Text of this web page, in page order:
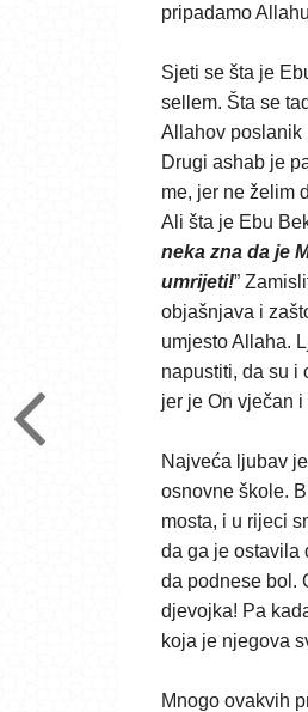
pripadamo
Sjeti se šta je
sellem. Šta se
Allahov poslanik
Drugi ashab je
me, jer ne želim
Ali šta je Ebu
neka zna da je
umrijeti!”
objašnjava i
umjesto Allaha.
napustiti, da su i
jer je On vječan
Najveća ljubav
osnovne škole.
mosta, i u rijeci
da ga je ostavila
da podnese bol.
djevojka! Pa
koja je njegova
Mnogo ovakvih